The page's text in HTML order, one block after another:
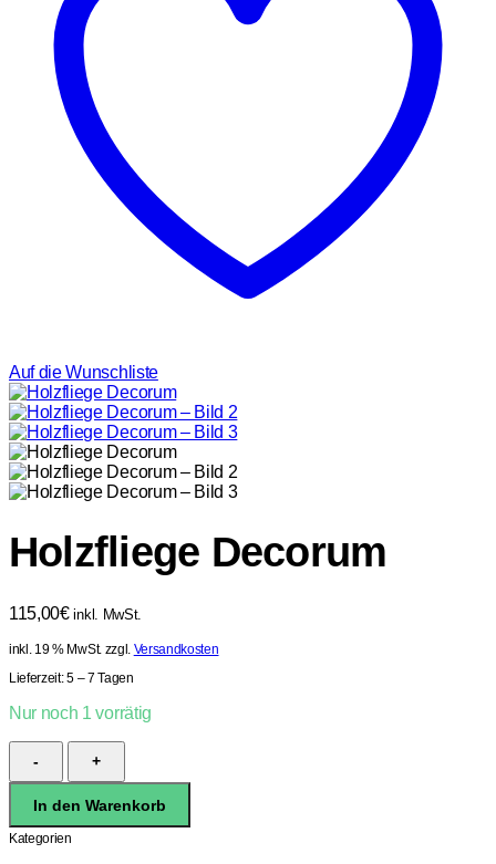
Auf die Wunschliste
Holzfliege Decorum
115,00€ inkl. MwSt.
inkl. 19 % MwSt. zzgl. Versandkosten
Lieferzeit:5 – 7 Tagen
Nur noch 1 vorrätig
Holzfliege
Decorum
Menge
In den Warenkorb
Kategorien